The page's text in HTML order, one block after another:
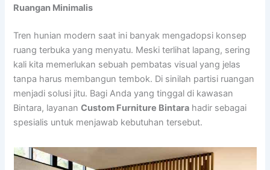
Ruangan Minimalis
Tren hunian modern saat ini banyak mengadopsi konsep
ruang terbuka yang menyatu. Meski terlihat lapang, sering
kali kita memerlukan sebuah pembatas visual yang jelas
tanpa harus membangun tembok. Di sinilah partisi ruangan
menjadi solusi jitu. Bagi Anda yang tinggal di kawasan
Bintara, layananCustom Furniture Bintara hadir sebagai
spesialis untuk menjawab kebutuhan tersebut.